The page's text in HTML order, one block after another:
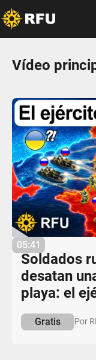
Vídeo
05:41
Soldados
desatan
playa: el
Gratis Por